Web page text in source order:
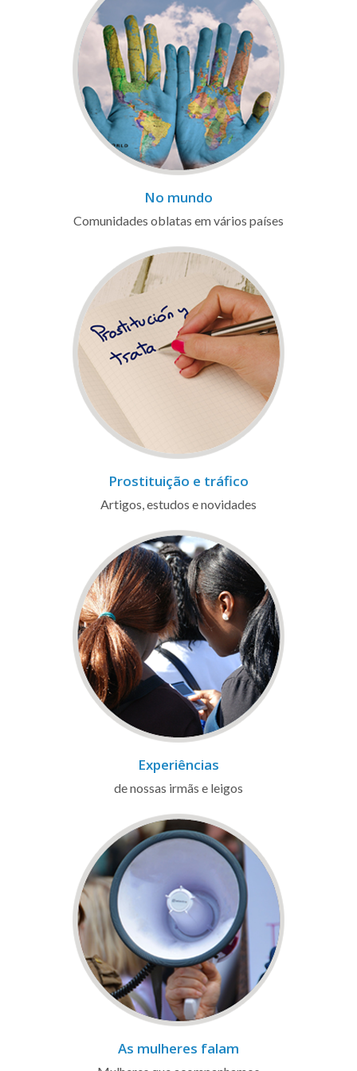
No mundo
Comunidades oblatas em vários países
Prostituição e tráfico
Artigos, estudos e novidades
Experiências
de nossas irmãs e leigos
As mulheres falam